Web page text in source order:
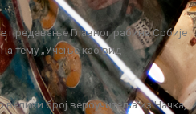
предавање Главног рабина Србије
на тему „Учење као вид
број вероучитеља из Чачка,